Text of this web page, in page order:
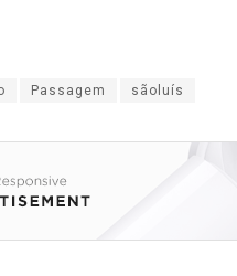
Passagem sãoluís